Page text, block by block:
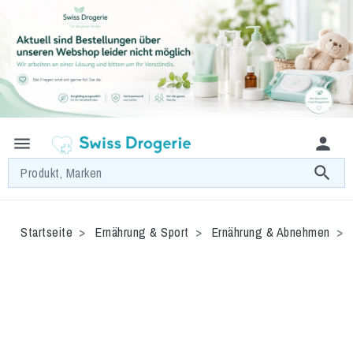
menu
Produkt, Marken search
person
Startseite Ernährung & Sport Ernährung & Abnehmen